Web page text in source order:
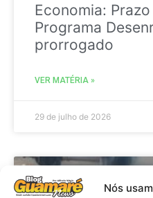
Nós
Economia:
Programa
prorrogado
VER MATÉRIA »
29 de julho de 2026